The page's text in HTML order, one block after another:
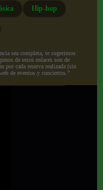
Hip-hop
sea completa, te sugerimos
de estos enlaces son de
por cada reserva realizada (sin
de eventos y conciertos.”